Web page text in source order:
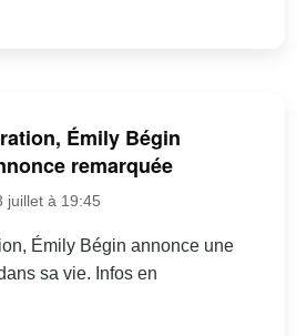
Émily Bégin
remarquée
juillet à 19:45
Émily Bégin annonce une
sa vie. Infos en